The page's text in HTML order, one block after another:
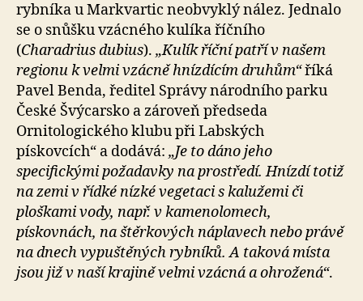
rybníka u Markvartic neobvyklý nález. Jednalo
se o snůšku vzácného kulíka říčního
(Charadrius dubius). „Kulík říční patří v našem
regionu k velmi vzácně hnízdícím druhům“říká
Pavel Benda, ředitel Správy národního parku
České Švýcarsko a zároveň předseda
Ornitologického klubu při Labských
pískovcích“ a dodává: „Je to dáno jeho
specifickými požadavky na prostředí. Hnízdí totiž
na zemi v řídké nízké vegetaci s kalužemi či
ploškami vody, např. v kamenolomech,
pískovnách, na štěrkových náplavech nebo právě
na dnech vypuštěných rybníků. A taková místa
jsou již v naší krajině velmi vzácná a ohrožená“.